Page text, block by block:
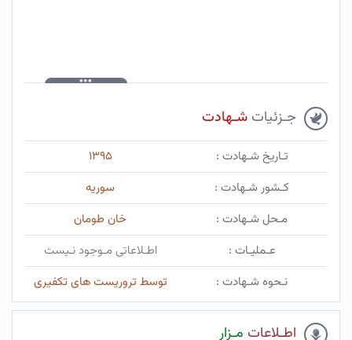
جـزئیات شـهادت
تـاریخ شـهادت :
۱۳۹۵
کـشور شـهادت :
سوریه
مـحل شـهادت :
خان طومان
عـملیـات :
اطـلاعاتی مـوجود نـیست
نـحوه شـهادت :
توسط تروریست های تکفیری
اطـلاعات مـزار